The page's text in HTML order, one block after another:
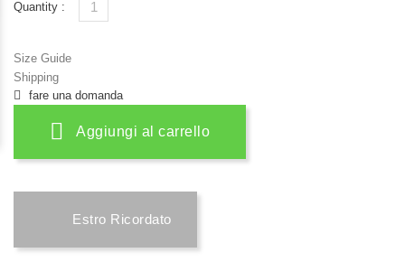
Quantity :
Size Guide
Shipping
fare una domanda
Aggiungi al carrello
Estro Ricordato